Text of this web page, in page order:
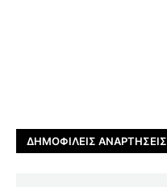
ΔΗΜΟΦΙΛΕΊΣ ΑΝΑΡΤΉΣΕΙΣ